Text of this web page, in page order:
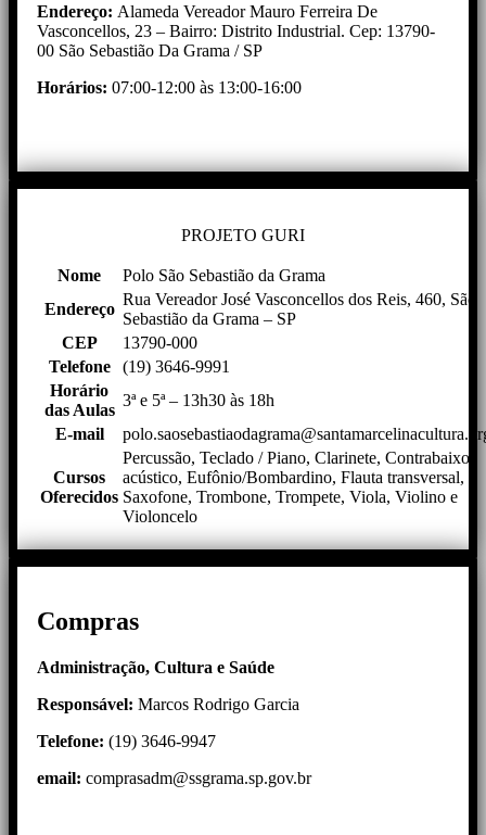
Endereço: Alameda Vereador Mauro Ferreira De
Vasconcellos, 23 – Bairro: Distrito Industrial. Cep: 13790-
00 São Sebastião Da Grama / SP
Horários: 07:00-12:00 às 13:00-16:00
PROJETO GURI
Nome
Polo São Sebastião da Grama
Endereço
Rua Vereador José Vasconcellos dos Reis, 460, São
Sebastião da Grama – SP
CEP
13790-000
Telefone
(19) 3646-9991
Horário
das Aulas
3ª e 5ª – 13h30 às 18h
E-mail
Cursos
Oferecidos
Percussão, Teclado / Piano, Clarinete, Contrabaixo
acústico, Eufônio/Bombardino, Flauta transversal,
Saxofone, Trombone, Trompete, Viola, Violino e
Violoncelo
Compras
Administração, Cultura e Saúde
Responsável: Marcos Rodrigo Garcia
Telefone: (19) 3646-9947
email: comprasadm@ssgrama.sp.gov.br